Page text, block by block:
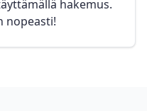
hakemus.
nopeasti!